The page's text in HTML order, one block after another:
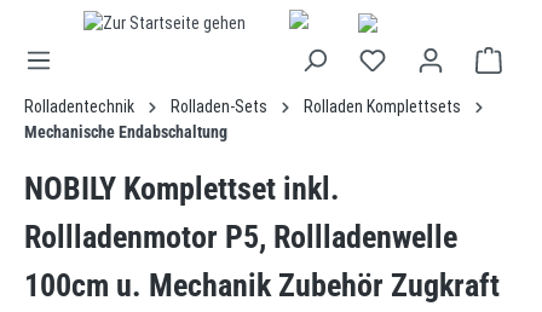
springen
Rolladentechnik Rolladen-Sets
Rolladen Komplettsets
Mechanische Endabschaltung
NOBILY Komplettset inkl.
Rollladenmotor P5, Rollladenwelle
100cm u. Mechanik Zubehör Zugkraft